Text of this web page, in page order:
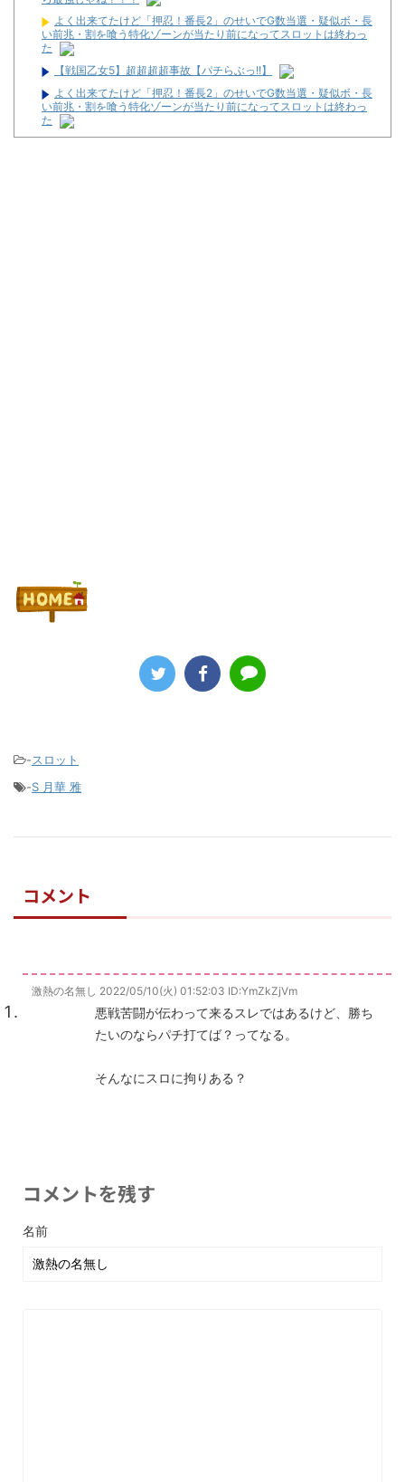
よく出来てたけど「押忍！番長2」のせいでG数当選・疑似ボ・長
い前兆・割を喰う特化ゾーンが当たり前になってスロットは終わっ
た
【戦国乙女5】超超超超事故【パチらぶっ!!】
よく出来てたけど「押忍！番長2」のせいでG数当選・疑似ボ・長
い前兆・割を喰う特化ゾーンが当たり前になってスロットは終わっ
た
金なくてスロットいけなくて休みの日なんもやることなくてつま
-スロット
-S 月華 雅
コメント
激熱の名無し 2022/05/10(火) 01:52:03 ID:YmZkZjVm
悪戦苦闘が伝わって来るスレではあるけど、勝ち
たいのならパチ打てば？ってなる。
そんなにスロに拘りある？
コメントを残す
名前